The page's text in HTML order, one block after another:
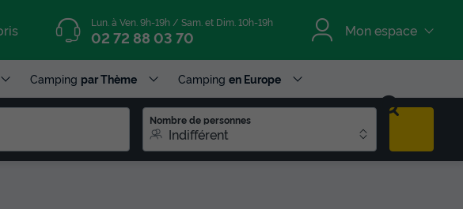
Lun. à Ven. 9h-19h / Sam. et Dim. 10h-19h
02 72 88 03 70 Mon espace
Camping par Thème Camping en Europe
Nombre de personnes
Indifférent